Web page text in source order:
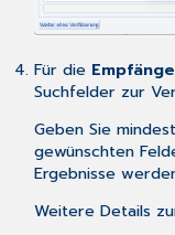
Für die
Suchfelder zur
Geben Sie
gewünschten
Ergebnisse
Weitere Details